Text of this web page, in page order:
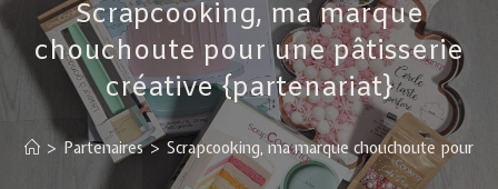
Scrapcooking, ma marque
chouchoute pour une pâtisserie
créative {partenariat}
> Partenaires > Scrapcooking, ma marque chouchoute pour